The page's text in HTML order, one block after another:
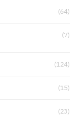
(64)
(7)
(124)
(15)
(23)